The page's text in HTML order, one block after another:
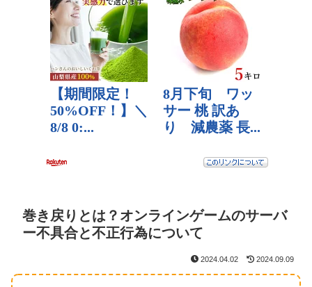
巻き戻りとは？オンラインゲームのサーバ
ー不具合と不正行為について
2024.04.02 2024.09.09